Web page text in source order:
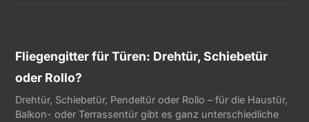
Fliegengitter für Türen: Drehtür, Schiebetür
oder Rollo?
Drehtür, Schiebetür, Pendeltür oder Rollo – für die Haustür,
Balkon- oder Terrassentür gibt es ganz unterschiedliche